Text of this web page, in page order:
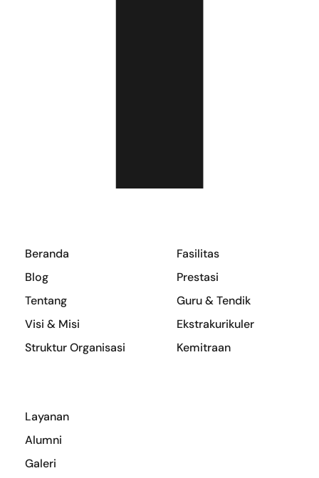
Beranda
Blog
Tentang
Visi & Misi
Struktur Organisasi
Fasilitas
Prestasi
Guru & Tendik
Ekstrakurikuler
Kemitraan
Layanan
Alumni
Galeri